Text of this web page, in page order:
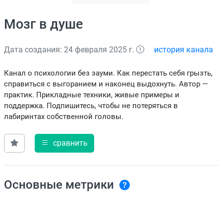
Мозг в душе
Дата создания: 24 февраля 2025 г. история канала
Канал о психологии без зауми. Как перестать себя грызть,
справиться с выгоранием и наконец выдохнуть. Автор —
практик. Прикладные техники, живые примеры и
поддержка. Подпишитесь, чтобы не потеряться в
лабиринтах собственной головы.
сравнить
Основные метрики